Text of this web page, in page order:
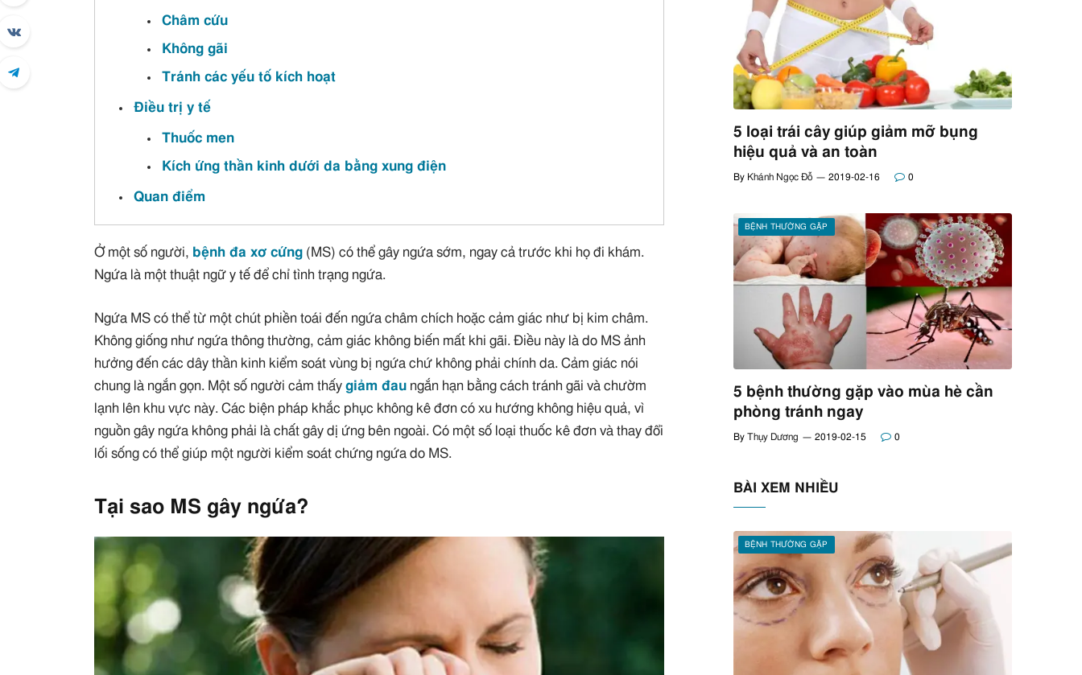
Châm cứu
Không gãi
Tránh các yếu tố kích hoạt
Điều trị y tế
Thuốc men
Kích ứng thần kinh dưới da bằng xung điện
Quan điểm
Ở một số người, bệnh đa xơ cứng (MS) có thể gây ngứa sớm, ngay cả trước khi họ đi khám.
Ngứa là một thuật ngữ y tế để chỉ tình trạng ngứa.
Ngứa MS có thể từ một chút phiền toái đến ngứa châm chích hoặc cảm giác như bị kim châm.
Không giống như ngứa thông thường, cảm giác không biến mất khi gãi. Điều này là do MS ảnh
hưởng đến các dây thần kinh kiểm soát vùng bị ngứa chứ không phải chính da. Cảm giác nói
chung là ngắn gọn. Một số người cảm thấygiảm đau ngắn hạn bằng cách tránh gãi và chườm
lạnh lên khu vực này. Các biện pháp khắc phục không kê đơn có xu hướng không hiệu quả, vì
nguồn gây ngứa không phải là chất gây dị ứng bên ngoài. Có một số loại thuốc kê đơn và thay đổi
lối sống có thể giúp một người kiểm soát chứng ngứa do MS.
Tại sao MS gây ngứa?
5 loại trái cây giúp giảm mỡ bụng
hiệu quả và an toàn
By Khánh Ngọc Đỗ 2019-02-16 0
BỆNH THƯỜNG GẶP
5 bệnh thường gặp vào mùa hè cần
phòng tránh ngay
By Thụy Dương 2019-02-15 0
BÀI XEM NHIỀU
BỆNH THƯỜNG GẶP